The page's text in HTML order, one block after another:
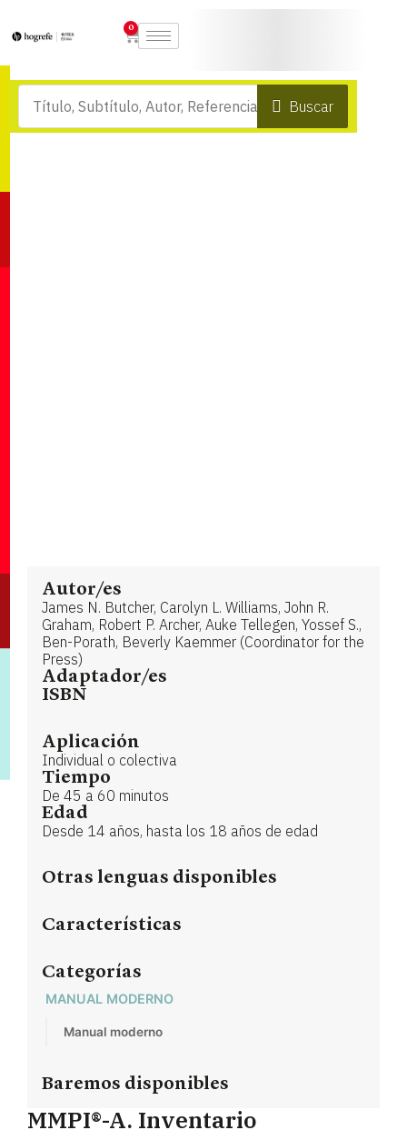
0
Buscar
Autor/es
James N. Butcher, Carolyn L. Williams, John R.
Graham, Robert P. Archer, Auke Tellegen, Yossef S.,
Ben-Porath, Beverly Kaemmer (Coordinator for the
Press)
Adaptador/es
ISBN
Aplicación
Individual o colectiva
Tiempo
De 45 a 60 minutos
Edad
Desde 14 años, hasta los 18 años de edad
Otras lenguas disponibles
Características
Categorías
MANUAL MODERNO
Manual moderno
Baremos disponibles
MMPI®-A. Inventario